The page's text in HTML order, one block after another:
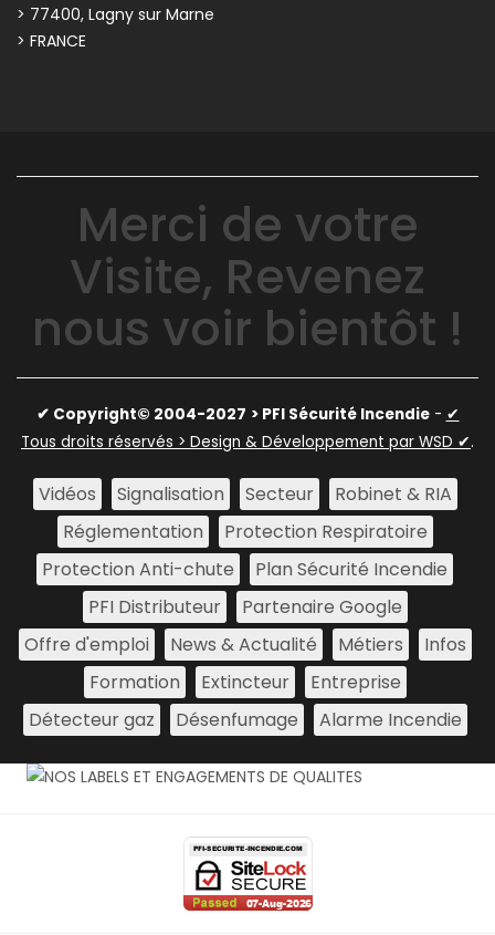
> 77400, Lagny sur Marne
> FRANCE
Merci de votre
Visite, Revenez
nous voir bientôt !
✔ Copyright© 2004-2027 > PFI Sécurité Incendie- ✔
Tous droits réservés > Design & Développement par WSD ✔.
Vidéos Signalisation Secteur
Robinet & RIA
Réglementation
Protection Respiratoire
Protection Anti-chute
Plan Sécurité Incendie
PFI Distributeur
Partenaire Google
Offre d'emploi
News & Actualité Métiers
Infos
Formation
Extincteur
Entreprise
Détecteur gaz
Désenfumage Alarme Incendie